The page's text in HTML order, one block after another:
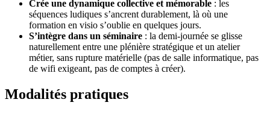
Crée une dynamique collective et mémorable : les
séquences ludiques s’ancrent durablement, là où une
formation en visio s’oublie en quelques jours.
S’intègre dans un séminaire : la demi-journée se glisse
naturellement entre une plénière stratégique et un atelier
métier, sans rupture matérielle (pas de salle informatique, pas
de wifi exigeant, pas de comptes à créer).
Modalités pratiques